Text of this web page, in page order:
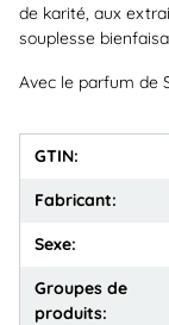
de karité, aux
souplesse
Avec le parfum de
GTIN:
Fabricant:
Sexe:
Groupes de
produits: